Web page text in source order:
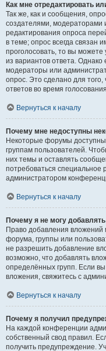
Как мне отредактировать
Так же, как и сообщения,
создателями, модераторами
редактирования опроса
в теме; опрос всегда связан
проголосовать, то вы
из вариантов ответа. Однако
модераторы или
опрос. Это сделано для
ответов во время
Вернуться к началу
Почему мне недоступны
Некоторые форумы
группам пользователей.
них темы и оставлять
потребоваться
администратором
Вернуться к началу
Почему я не могу
Право добавления вложений
форума, группы или
не разрешить добавление
возможно, что добавлять
определённых групп. Если
вложения, свяжитесь с
Вернуться к началу
Почему я получил
На каждой конференции
собственный свод правил.
получить предупреждение.